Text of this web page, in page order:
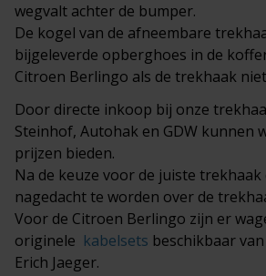
wegvalt achter de bumper.
De kogel van de afneembare
bijgeleverde opberghoes in de
Citroen Berlingo als de trekhaak
Door directe inkoop bij onze
Steinhof, Autohak en GDW kunnen
prijzen bieden.
Na de keuze voor de juiste
nagedacht te worden over de
Voor de Citroen Berlingo zijn er
originele kabelsets beschikbaar
Erich Jaeger.